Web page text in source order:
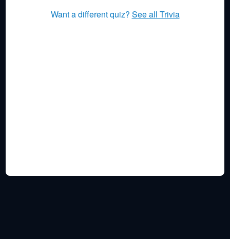
Want a different quiz? See all Trivia